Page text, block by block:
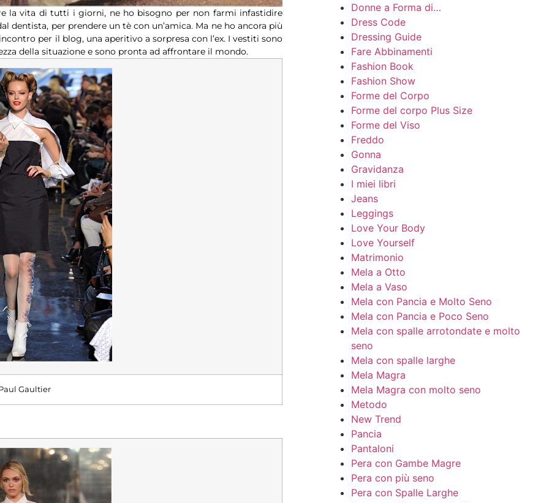
la vita di tutti i giorni, ne ho bisogno per non farmi infastidire
dentista, per prendere un tè con un’amica. Ma ne ho ancora più
per il blog, una aperitivo a sorpresa con l’ex. I vestiti sono
della situazione e sono pronta ad affrontare il mondo.
Gaultier
Donne a Forma di…
Dress Code
Dressing Guide
Fare Abbinamenti
Fashion Book
Fashion Show
Forme del Corpo
Forme del corpo Plus Size
Forme del Viso
Freddo
Gonna
Gravidanza
I miei libri
Jeans
Leggings
Love Your Body
Love Yourself
Matrimonio
Mela a Otto
Mela a Vaso
Mela con Pancia e Molto Seno
Mela con Pancia e Poco Seno
Mela con spalle arrotondate e molto
seno
Mela con spalle larghe
Mela Magra
Mela Magra con molto seno
Metodo
New Trend
Pancia
Pantaloni
Pera con Gambe Magre
Pera con più seno
Pera con Spalle Larghe